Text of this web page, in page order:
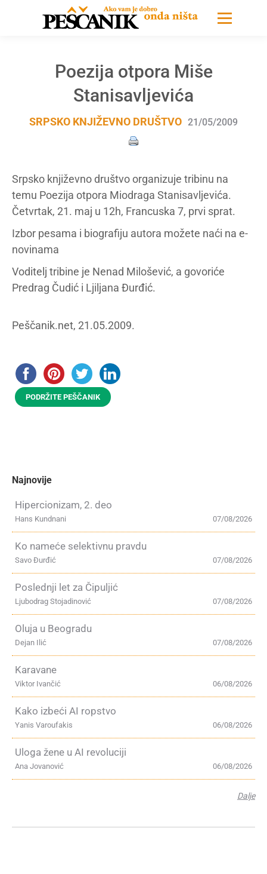
Poezija otpora Miše
Stanisavljevića
SRPSKO KNJIŽEVNO DRUŠTVO 21/05/2009
Srpsko književno društvo organizuje tribinu na
temu Poezija otpora Miodraga Stanisavljevića.
Četvrtak, 21. maj u 12h, Francuska 7, prvi sprat.
Izbor pesama i biografiju autora možete naći na e-
novinama
Voditelj tribine je Nenad Milošević, a govoriće
Predrag Čudić i Ljiljana Đurđić.
Peščanik.net, 21.05.2009.
PODRŽITE PEŠČANIK
Najnovije
Hipercionizam, 2. deo
07/08/2026
Hans Kundnani
Ko nameće selektivnu pravdu
07/08/2026
Savo Đurđić
Poslednji let za Čipuljić
07/08/2026
Ljubodrag Stojadinović
Oluja u Beogradu
07/08/2026
Dejan Ilić
Karavane
06/08/2026
Viktor Ivančić
Kako izbeći AI ropstvo
06/08/2026
Yanis Varoufakis
Uloga žene u AI revoluciji
06/08/2026
Ana Jovanović
Dalje